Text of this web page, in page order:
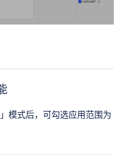
模式后，可勾选应用范围为